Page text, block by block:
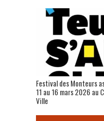
Festival des Monteurs
11 au 16 mars 2026 au
Ville